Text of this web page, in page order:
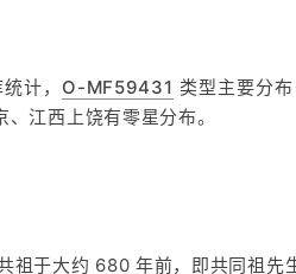
计， O-MF59431 类型主要分
江西上饶有零星分布。
祖于大约 680 年前，即共同祖先